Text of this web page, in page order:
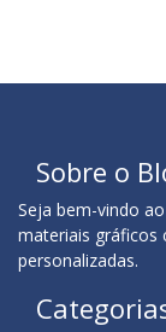
Sobre o
Seja bem-vindo
materiais gráficos
personalizadas.